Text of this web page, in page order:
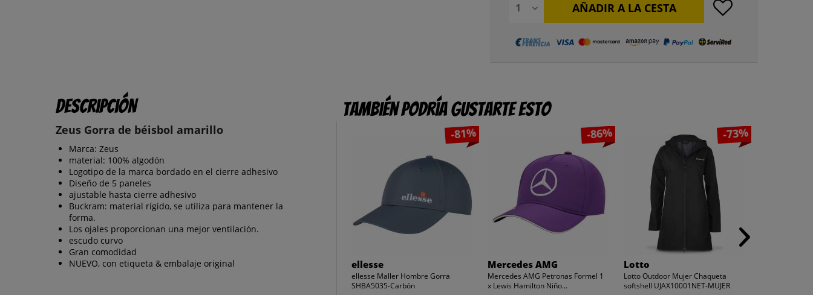
AÑADIR A LA CESTA
Descripción
Zeus Gorra de béisbol amarillo
Marca: Zeus
material: 100% algodón
Logotipo de la marca bordado en el cierre adhesivo
Diseño de 5 paneles
ajustable hasta cierre adhesivo
Buckram: material rígido, se utiliza para mantener la
forma.
Los ojales proporcionan una mejor ventilación.
escudo curvo
Gran comodidad
NUEVO, con etiqueta & embalaje original
También podría gustarte esto
-81%
ellesse
ellesse Maller Hombre Gorra
SHBA5035-Carbón
-86%
Mercedes AMG
Mercedes AMG Petronas Formel 1
x Lewis Hamilton Niño...
-73%
Lotto
Lotto Outdoor Mujer Chaqueta
softshell UJAX10001NET-MUJER